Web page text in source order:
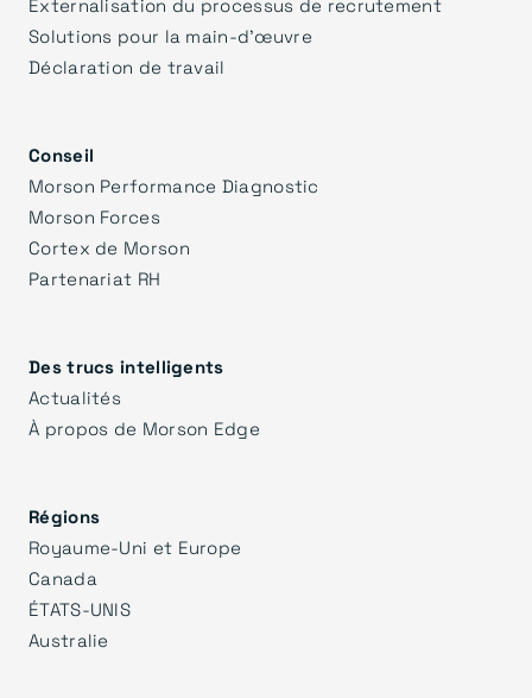
Externalisation du processus de recrutement
Solutions pour la main-d'œuvre
Déclaration de travail
Conseil
Morson Performance Diagnostic
Morson Forces
Cortex de Morson
Partenariat RH
Des trucs intelligents
Actualités
À propos de Morson Edge
Régions
Royaume-Uni et Europe
Canada
ÉTATS-UNIS
Australie